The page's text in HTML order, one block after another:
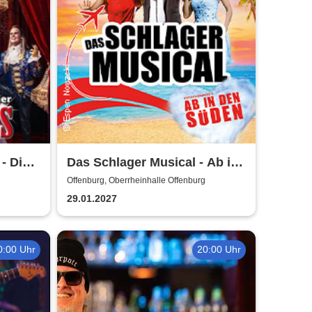
Die
Das Schlager Musical - Ab in
den Süden 2026/2027
Offenburg, Oberrheinhalle Offenburg
29.01.2027
Uhr 20:00 Uhr